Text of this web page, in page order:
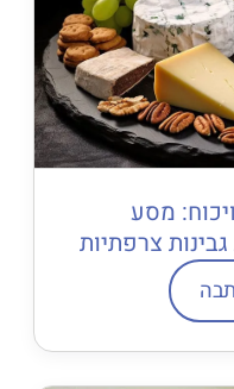
מסע
צרפתיות